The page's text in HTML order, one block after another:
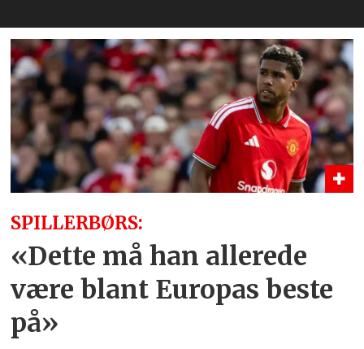
SPILLERBØRS:
«Dette må han allerede
være blant Europas beste
på»